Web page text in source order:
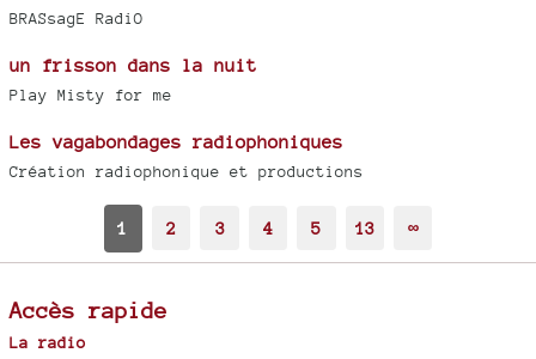
BRASsagE RadiO
un frisson dans la nuit
Play Misty for me
Les vagabondages radiophoniques
Création radiophonique et productions
1 2 3 4 5 13 ∞
Accès rapide
La radio